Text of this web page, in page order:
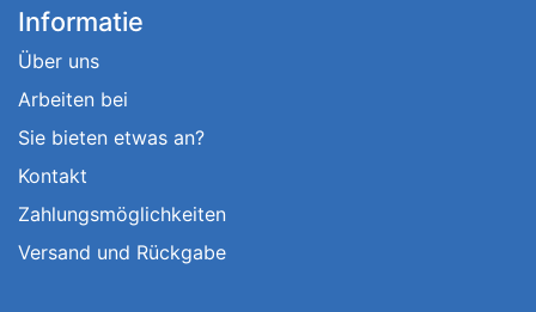
Informatie
Über uns
Arbeiten bei
Sie bieten etwas an?
Kontakt
Zahlungsmöglichkeiten
Versand und Rückgabe